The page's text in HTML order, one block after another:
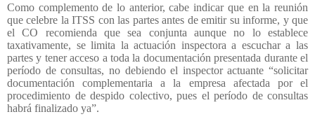
Como complemento de lo anterior, cabe indicar que en la reunión
que celebre la ITSS con las partes antes de emitir su informe, y que
el CO recomienda que sea conjunta aunque no lo establece
taxativamente, se limita la actuación inspectora a escuchar a las
partes y tener acceso a toda la documentación presentada durante el
período de consultas, no debiendo el inspector actuante “solicitar
documentación complementaria a la empresa afectada por el
procedimiento de despido colectivo, pues el período de consultas
habrá finalizado ya”.